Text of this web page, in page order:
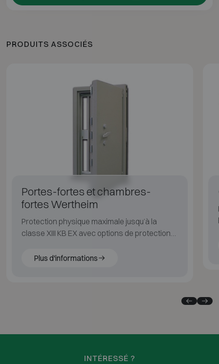
PRODUITS ASSOCIÉS
Portes-fortes et chambres-
fortes Wertheim
Protection physique maximale jusqu’à la
classe XIII KB EX avec options de protection
Plus d'informations
INTÉRESSÉ ?